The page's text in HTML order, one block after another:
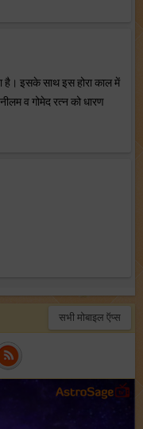
है। इसके साथ इस होरा काल में
व गोमेद रत्न को धारण
सभी मोबाइल ऍप्स